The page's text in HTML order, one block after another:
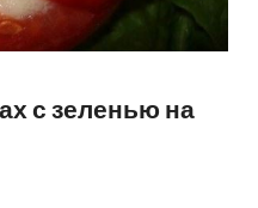
с зеленью на